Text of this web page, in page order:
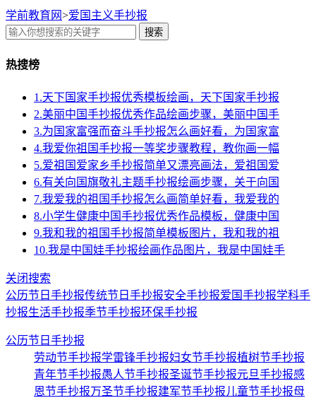
学前教育网>爱国主义手抄报
搜索
热搜榜
1.天下国家手抄报优秀模板绘画，天下国家手抄报
2.美丽中国手抄报优秀作品绘画步骤，美丽中国手
3.为国家富强而奋斗手抄报怎么画好看，为国家富
4.我爱你祖国手抄报一等奖步骤教程，教你画一幅
5.爱祖国爱家乡手抄报简单又漂亮画法，爱祖国爱
6.有关向国旗敬礼主题手抄报绘画步骤，关于向国
7.我爱我的祖国手抄报怎么画简单好看，我爱我的
8.小学生健康中国手抄报优秀作品模板，健康中国
9.我和我的祖国手抄报简单模板图片，我和我的祖
10.我是中国娃手抄报绘画作品图片，我是中国娃手
关闭搜索
公历节日手抄报传统节日手抄报安全手抄报爱国手抄报学科手
抄报生活手抄报季节手抄报环保手抄报
公历节日手抄报
劳动节手抄报学雷锋手抄报妇女节手抄报植树节手抄报
青年节手抄报愚人节手抄报圣诞节手抄报元旦手抄报感
恩节手抄报万圣节手抄报建军节手抄报儿童节手抄报母